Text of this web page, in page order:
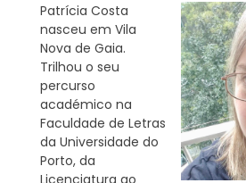
Patrícia Costa
nasceu em Vila
Nova de Gaia.
Trilhou o seu
percurso
académico na
Faculdade de Letras
da Universidade do
Porto, da
Licenciatura ao